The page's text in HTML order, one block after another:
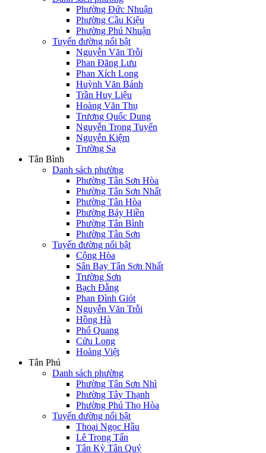
Phường Đức Nhuận
Phường Cầu Kiệu
Phường Phú Nhuận
Tuyến đường nổi bật
Nguyễn Văn Trỗi
Phan Đăng Lưu
Phan Xích Long
Huỳnh Văn Bánh
Trần Huy Liệu
Hoàng Văn Thụ
Trương Quốc Dung
Nguyễn Trọng Tuyển
Nguyễn Kiệm
Trường Sa
Tân Bình
Danh sách phường
Phường Tân Sơn Hòa
Phường Tân Sơn Nhất
Phường Tân Hòa
Phường Bảy Hiền
Phường Tân Bình
Phường Tân Sơn
Tuyến đường nổi bật
Cộng Hòa
Sân Bay Tân Sơn Nhất
Trường Sơn
Bạch Đằng
Phan Đình Giót
Nguyễn Văn Trỗi
Hồng Hà
Phổ Quang
Cửu Long
Hoàng Việt
Tân Phú
Danh sách phường
Phường Tân Sơn Nhì
Phường Tây Thạnh
Phường Phú Thọ Hòa
Tuyến đường nổi bật
Thoại Ngọc Hầu
Lê Trọng Tấn
Tân Kỳ Tân Quý